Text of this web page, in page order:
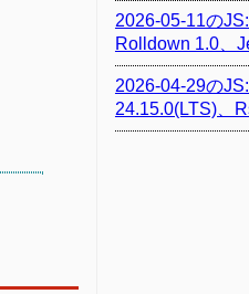
2026-05-11の
Rolldown 1.0、
2026-04-29の
24.15.0(LTS)、